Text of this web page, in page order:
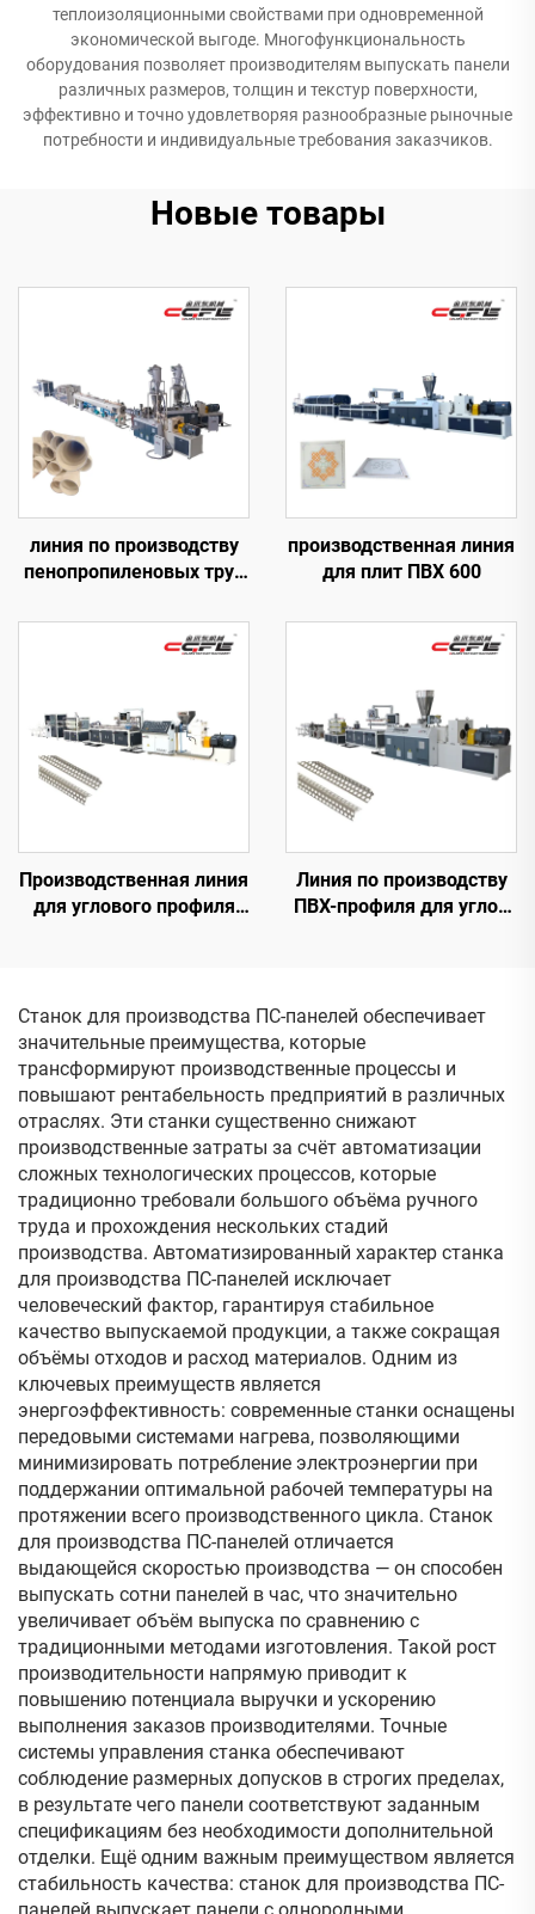
теплоизоляционными свойствами при одновременной
экономической выгоде. Многофункциональность
оборудования позволяет производителям выпускать панели
различных размеров, толщин и текстур поверхности,
эффективно и точно удовлетворяя разнообразные рыночные
потребности и индивидуальные требования заказчиков.
Новые товары
линия по производству
пенопропиленовых труб
мм
производственная линия
для плит ПВХ 600
Производственная линия
для углового профиля
Линия по производству
ПВХ-профиля для углов
Станок для производства ПС-панелей обеспечивает
значительные преимущества, которые
трансформируют производственные процессы и
повышают рентабельность предприятий в различных
отраслях. Эти станки существенно снижают
производственные затраты за счёт автоматизации
сложных технологических процессов, которые
традиционно требовали большого объёма ручного
труда и прохождения нескольких стадий
производства. Автоматизированный характер станка
для производства ПС-панелей исключает
человеческий фактор, гарантируя стабильное
качество выпускаемой продукции, а также сокращая
объёмы отходов и расход материалов. Одним из
ключевых преимуществ является
энергоэффективность: современные станки оснащены
передовыми системами нагрева, позволяющими
минимизировать потребление электроэнергии при
поддержании оптимальной рабочей температуры на
протяжении всего производственного цикла. Станок
для производства ПС-панелей отличается
выдающейся скоростью производства — он способен
выпускать сотни панелей в час, что значительно
увеличивает объём выпуска по сравнению с
традиционными методами изготовления. Такой рост
производительности напрямую приводит к
повышению потенциала выручки и ускорению
выполнения заказов производителями. Точные
системы управления станка обеспечивают
соблюдение размерных допусков в строгих пределах,
в результате чего панели соответствуют заданным
спецификациям без необходимости дополнительной
отделки. Ещё одним важным преимуществом является
стабильность качества: станок для производства ПС-